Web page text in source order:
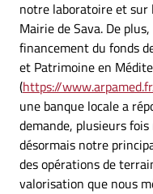
notre laboratoire et sur
Mairie de Sava. De
financement du fonds
et Patrimoine en
(https://
une banque locale a
demande, plusieurs
désormais notre
des opérations de
valorisation que nous